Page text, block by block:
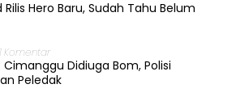
Hero Baru, Sudah Tahu Belum
1 Komentar
Didiuga Bom, Polisi
Peledak